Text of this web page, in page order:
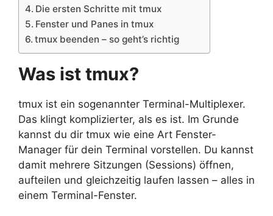
Die ersten Schritte mit tmux
Fenster und Panes in tmux
tmux beenden – so geht’s richtig
Was ist tmux?
tmux ist ein sogenannter Terminal-Multiplexer.
Das klingt komplizierter, als es ist. Im Grunde
kannst du dir tmux wie eine Art Fenster-
Manager für dein Terminal vorstellen. Du kannst
damit mehrere Sitzungen (Sessions) öffnen,
aufteilen und gleichzeitig laufen lassen – alles in
einem Terminal-Fenster.